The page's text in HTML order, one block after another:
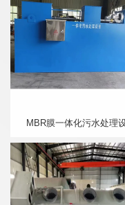
MBR膜一体化污水处理